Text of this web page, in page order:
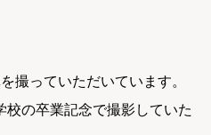
撮っていただいています。
の卒業記念で撮影していた